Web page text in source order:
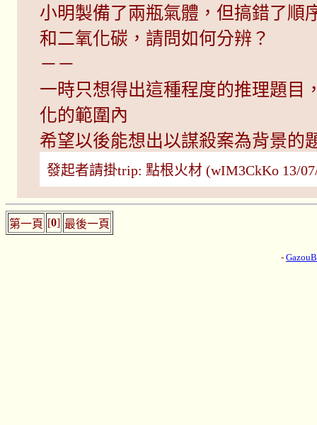
小明製備了兩瓶氣體，但搞錯了順
和二氧化碳，請問如何分辨？
－－
一時只想得出這種程度的推理題目
化的範圍內
希望以後能想出以謀殺案為背景的
發起者請掛trip: 點根火材 (wIM3CkKo 13/
第一頁 [0] 最後一頁
-